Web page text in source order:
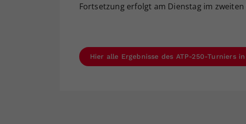
Fortsetzung erfolgt am Dienstag im zweiten
Hier alle Ergebnisse des ATP-250-Turniers